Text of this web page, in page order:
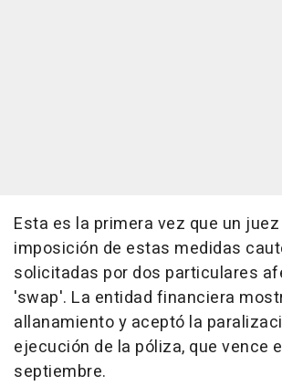
Esta es la primera vez que un
imposición de estas medidas
solicitadas por dos particulares
'swap'. La entidad financiera
allanamiento y aceptó la
ejecución de la póliza, que vence
septiembre.